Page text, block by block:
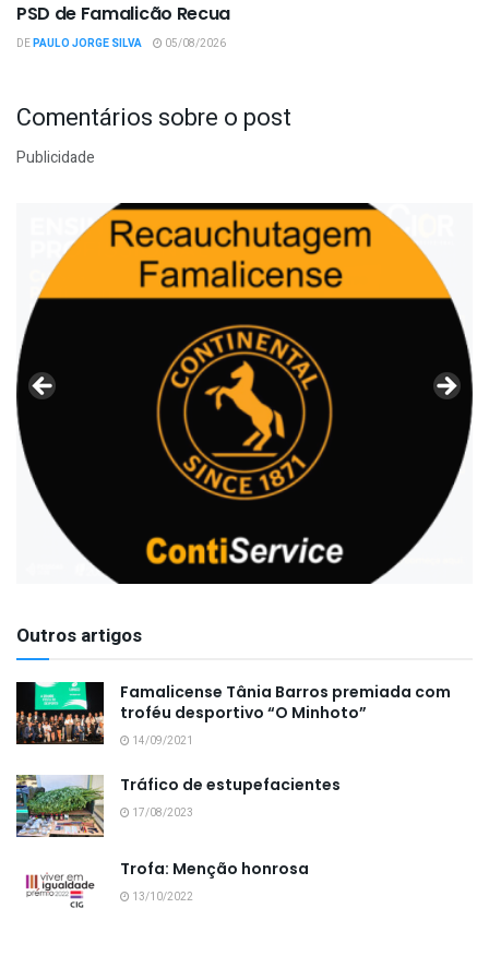
PSD de Famalicão Recua
DEPAULO JORGE SILVA 05/08/2026
Comentários sobre o post
Publicidade
Outros artigos
Famalicense Tânia Barros premiada com
troféu desportivo “O Minhoto”
14/09/2021
Tráfico de estupefacientes
17/08/2023
Trofa: Menção honrosa
13/10/2022